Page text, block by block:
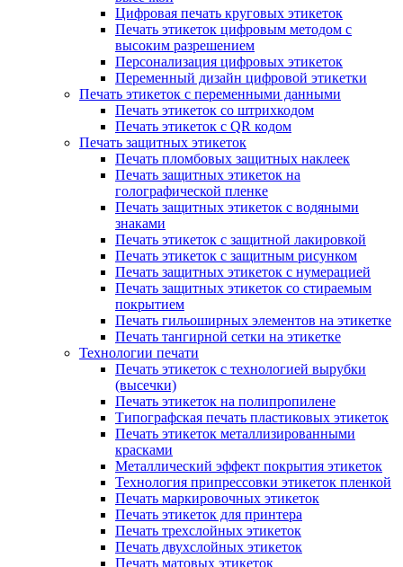
Цифровая печать круговых этикеток
Печать этикеток цифровым методом с
высоким разрешением
Персонализация цифровых этикеток
Переменный дизайн цифровой этикетки
Печать этикеток с переменными данными
Печать этикеток со штрихкодом
Печать этикеток с QR кодом
Печать защитных этикеток
Печать пломбовых защитных наклеек
Печать защитных этикеток на
голографической пленке
Печать защитных этикеток с водяными
знаками
Печать этикеток с защитной лакировкой
Печать этикеток с защитным рисунком
Печать защитных этикеток с нумерацией
Печать защитных этикеток со стираемым
покрытием
Печать гильоширных элементов на этикетке
Печать тангирной сетки на этикетке
Технологии печати
Печать этикеток с технологией вырубки
(высечки)
Печать этикеток на полипропилене
Типографская печать пластиковых этикеток
Печать этикеток металлизированными
красками
Металлический эффект покрытия этикеток
Технология припрессовки этикеток пленкой
Печать маркировочных этикеток
Печать этикеток для принтера
Печать трехслойных этикеток
Печать двухслойных этикеток
Печать матовых этикеток